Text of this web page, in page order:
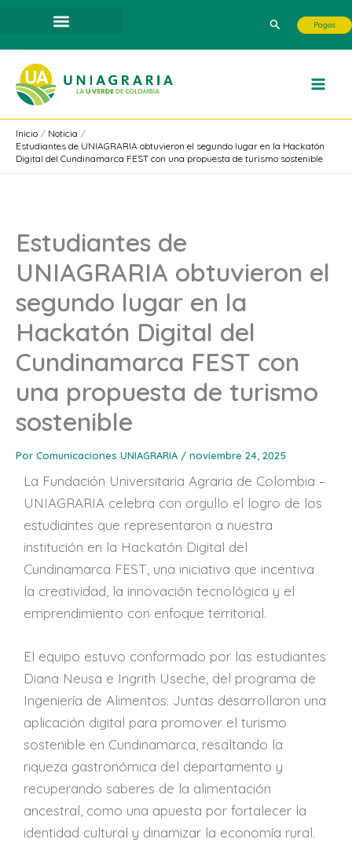
contenido
Buscar Pagos
Inicio
Noticia
Estudiantes de UNIAGRARIA obtuvieron el segundo lugar en la Hackatón
Digital del Cundinamarca FEST con una propuesta de turismo sostenible
Estudiantes de
UNIAGRARIA obtuvieron el
segundo lugar en la
Hackatón Digital del
Cundinamarca FEST con
una propuesta de turismo
sostenible
Por Comunicaciones UNIAGRARIA / noviembre 24, 2025
La Fundación Universitaria Agraria de Colombia –
UNIAGRARIA celebra con orgullo el logro de los
estudiantes que representaron a nuestra
institución en la Hackatón Digital del
Cundinamarca FEST, una iniciativa que incentiva
la creatividad, la innovación tecnológica y el
emprendimiento con enfoque territorial.
El equipo estuvo conformado por las estudiantes
Diana Neusa e Ingrith Useche, del programa de
Ingeniería de Alimentos. Juntas desarrollaron una
aplicación digital para promover el turismo
sostenible en Cundinamarca, resaltando la
riqueza gastronómica del departamento y
recuperando saberes de la alimentación
ancestral, como una apuesta por fortalecer la
identidad cultural y dinamizar la economía rural.